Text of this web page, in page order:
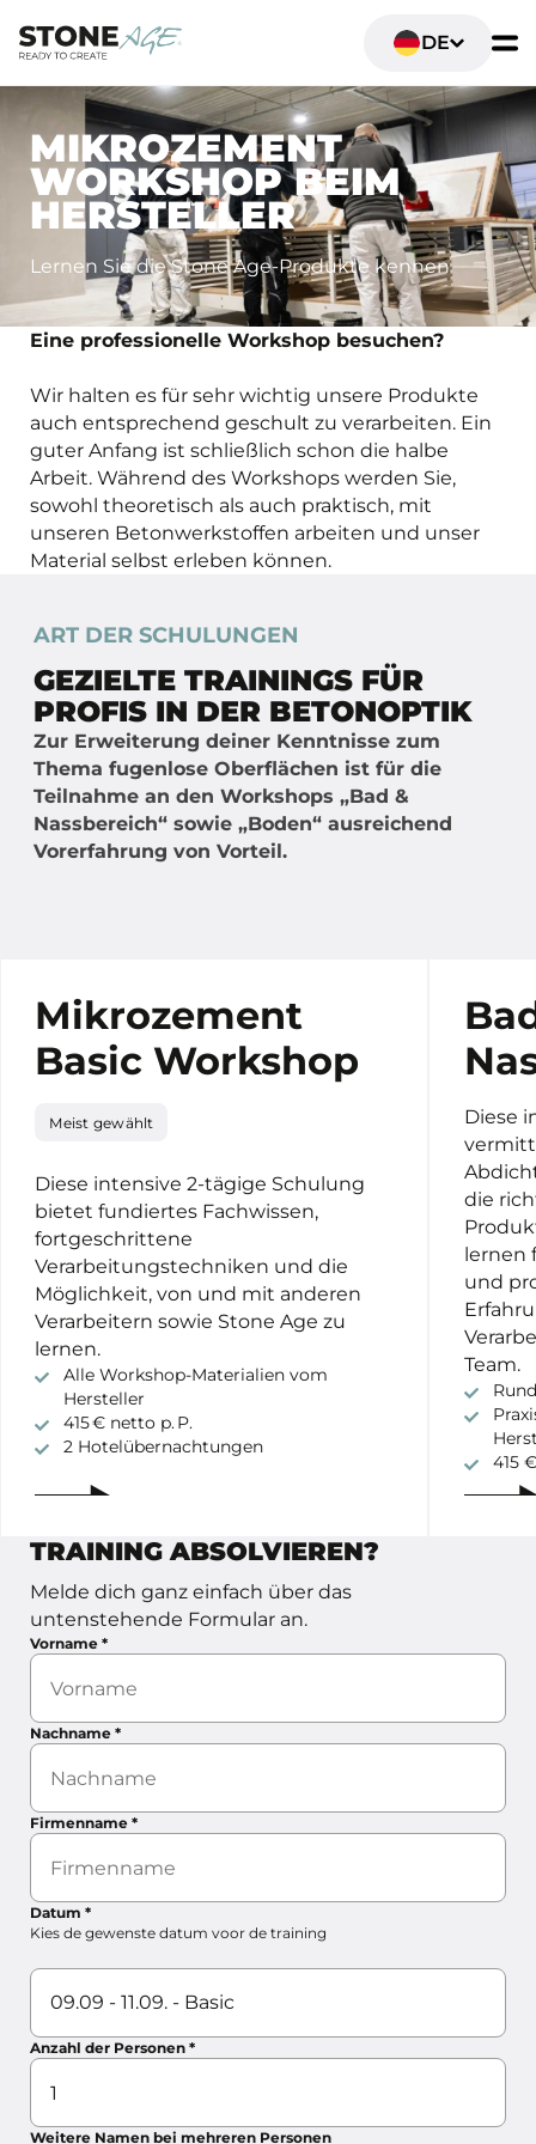
DE
MIKROZEMENT
WORKSHOP BEIM
HERSTELLER
Lernen Sie die Stone Age-Produkte kennen
Eine professionelle Workshop besuchen?
Wir halten es für sehr wichtig unsere Produkte
auch entsprechend geschult zu verarbeiten. Ein
guter Anfang ist schließlich schon die halbe
Arbeit. Während des Workshops werden Sie,
sowohl theoretisch als auch praktisch, mit
unseren Betonwerkstoffen arbeiten und unser
Material selbst erleben können.
ART DER SCHULUNGEN
GEZIELTE TRAININGS FÜR
PROFIS IN DER BETONOPTIK
Zur Erweiterung deiner Kenntnisse zum
Thema fugenlose Oberflächen ist für die
Teilnahme an den Workshops „Bad &
Nassbereich“ sowie „Boden“ ausreichend
Vorerfahrung von Vorteil.
Mikrozement
Basic Workshop
Meist gewählt
Diese intensive 2-tägige Schulung
bietet fundiertes Fachwissen,
fortgeschrittene
Verarbeitungstechniken und die
Möglichkeit, von und mit anderen
Verarbeitern sowie Stone Age zu
lernen.
Alle Workshop-Materialien vom
Hersteller
415 € netto p. P.
2 Hotelübernachtungen
Diese
die
lernen
und
Team.
415
TRAINING ABSOLVIEREN?
Melde dich ganz einfach über das
untenstehende Formular an.
Vorname *
Nachname *
Firmenname *
Datum *
Kies de gewenste datum voor de training
Anzahl der Personen *
Weitere Namen bei mehreren Personen